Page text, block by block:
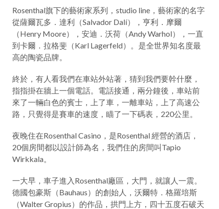
Rosenthal旗下的藝術家系列，studio line，藝術家的名字
從薩爾瓦多．達利（Salvador Dalí），亨利．摩爾
（Henry Moore），安迪．沃荷（Andy Warhol），一直
到卡爾．拉格斐（Karl Lagerfeld）。是全世界知名度最
高的陶瓷品牌。
終於，有人看我們在車站外站著，猜到我們要幹什麼，
指指掛在牆上一個電話。電話接通，兩分鐘後，車站前
來了一輛白色的賓士，上了車，一離車站，上了高速公
路，只覺得是賽車的速度，瞄了一下碼表，220公里。
夜晚住在Rosenthal Casino，是Rosenthal 經營的酒店，
20個房間都以設計師為名，我們住的房間叫Tapio
Wirkkala。
一大早，車子進入Rosenthal廠區，大門，就讓人一震。
德國包豪斯（Bauhaus）的創始人，沃爾特．格羅培斯
（Walter Gropius）的作品，拱門上方，四十五度石破天